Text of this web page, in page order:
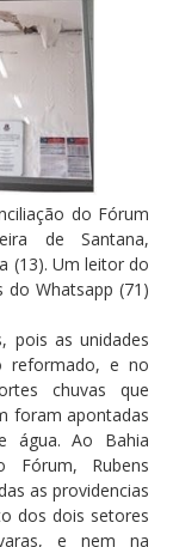
do Fórum
de Santana,
(13). Um leitor do
Whatsapp (71)
pois as unidades
reformado, e no
chuvas que
foram apontadas
água. Ao Bahia
Fórum, Rubens
as providencias
dos dois setores
e nem na